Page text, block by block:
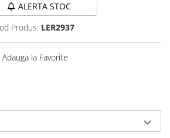
ALERTA STOC
Produs: LER2937
Adauga la Favorite